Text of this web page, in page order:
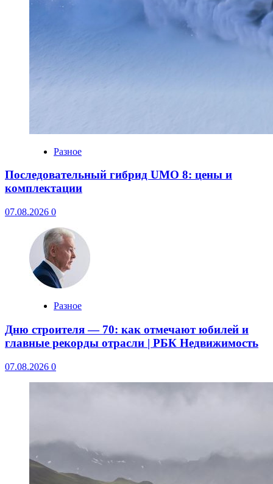
Разное
Последовательный гибрид UMO 8: цены и
комплектации
07.08.2026 0
Разное
Дню строителя — 70: как отмечают юбилей и
главные рекорды отрасли | РБК Недвижимость
07.08.2026 0